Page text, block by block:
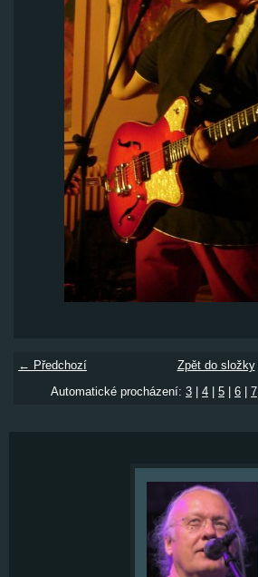
← Předchozí
Zpět do složky
Automatické procházení: 3 4 5 6 7